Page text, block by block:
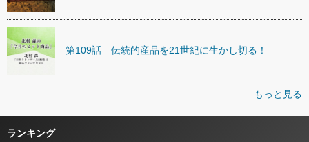
第109話 伝統的産品を21世紀に生かし切る！
もっと見る
ランキング